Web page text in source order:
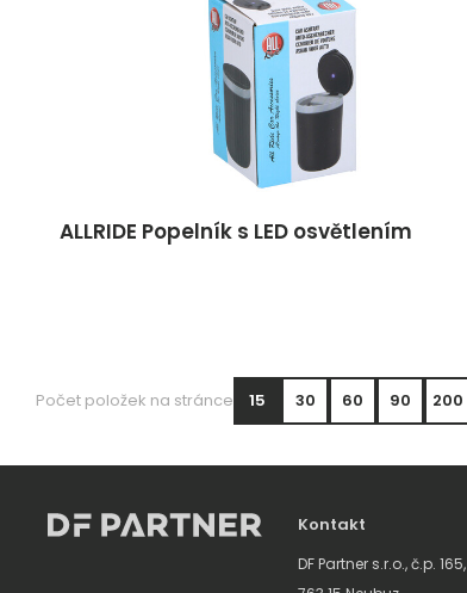
ALLRIDE Popelník s LED osvětlením
Počet položek na stránce 15 30 60 90 200
Kontakt
DF Partner s.r.o., č.p. 165,